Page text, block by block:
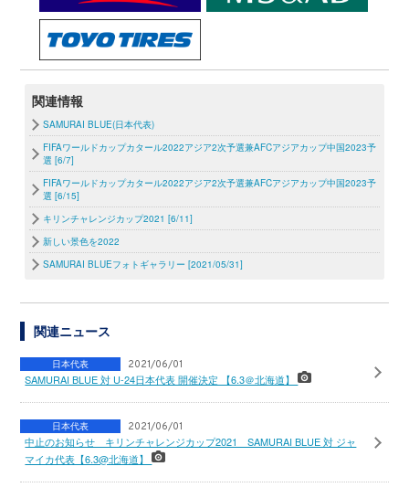
関連情報
SAMURAI BLUE(日本代表)
FIFAワールドカップカタール2022アジア2次予選兼AFCアジアカップ中国2023予
選 [6/7]
FIFAワールドカップカタール2022アジア2次予選兼AFCアジアカップ中国2023予
選 [6/15]
キリンチャレンジカップ2021 [6/11]
新しい景色を2022
SAMURAI BLUEフォトギャラリー [2021/05/31]
関連ニュース
日本代表 2021/06/01
SAMURAI BLUE 対 U-24日本代表 開催決定 【6.3＠北海道】
日本代表 2021/06/01
中止のお知らせ キリンチャレンジカップ2021 SAMURAI BLUE 対 ジャ
マイカ代表【6.3@北海道】